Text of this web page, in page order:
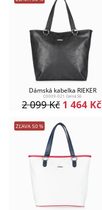
Dámská kabelka RIEKER
C0009-021 černá S6
1 464 Kč
2 099Kč
ZĽAVA 50%